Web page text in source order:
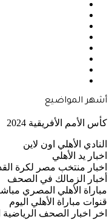
أشهر المواضيع
كأس الأمم الأفريقية 2024
النادي الأهلي اون لاين
اخبار يد الأهلي
اخبار منتخب مصر لكرة
أخبار الزمالك في الصحف
مباراة الأهلي المصري
قنوات مباراة الأهلي اليوم
اخر اخبار الصحف الرياضية